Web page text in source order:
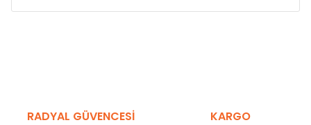
RADYAL GÜVENCESİ KARGO